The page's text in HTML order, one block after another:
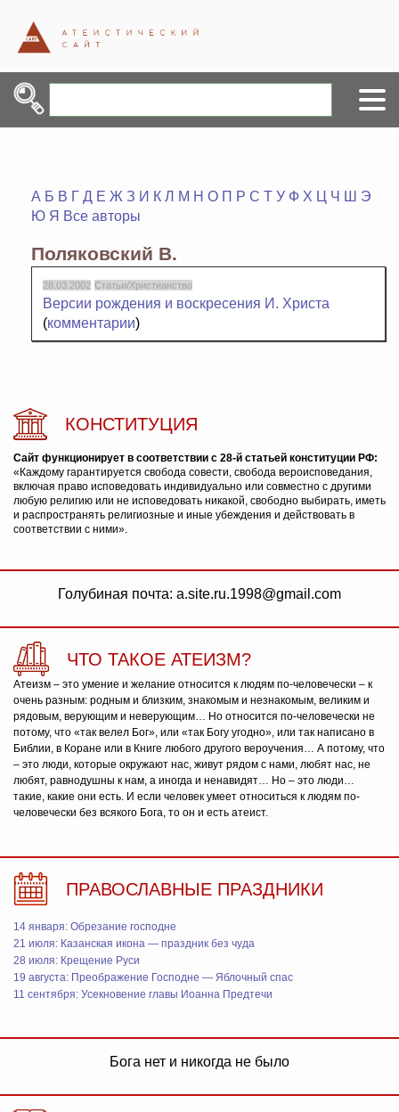
А Б В Г Д Е Ж З И К Л М Н О П Р С Т У Ф Х Ц Ч Ш
Э
Ю Я Все авторы
Поляковский В.
28.03.2002 Статьи/Христианство
Версии рождения и воскресения И. Христа
(комментарии)
КОНСТИТУЦИЯ
Сайт функционирует в соответствии с 28-й статьей конституции РФ:
«Каждому гарантируется свобода совести, свобода вероисповедания,
включая право исповедовать индивидуально или совместно с другими
любую религию или не исповедовать никакой, свободно выбирать, иметь
и распространять религиозные и иные убеждения и действовать в
соответствии с ними».
Голубиная почта: a.site.ru.1998@gmail.com
ЧТО ТАКОЕ АТЕИЗМ?
Атеизм – это умение и желание относится к людям по-человечески – к
очень разным: родным и близким, знакомым и незнакомым, великим и
рядовым, верующим и неверующим… Но относится по-человечески не
потому, что «так велел Бог», или «так Богу угодно», или так написано в
Библии, в Коране или в Книге любого другого вероучения… А потому, что
– это люди, которые окружают нас, живут рядом с нами, любят нас, не
любят, равнодушны к нам, а иногда и ненавидят… Но – это люди…
такие, какие они есть. И если человек умеет относиться к людям по-
человечески без всякого Бога, то он и есть атеист.
ПРАВОСЛАВНЫЕ ПРАЗДНИКИ
14 января: Обрезание господне
21 июля: Казанская икона — праздник без чуда
28 июля: Крещение Руси
19 августа: Преображение Господне — Яблочный спас
11 сентября: Усекновение главы Иоанна Предтечи
Бога нет и никогда не было